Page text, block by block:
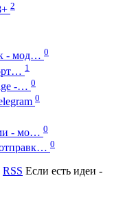
2
- мод… 0
1
-… 0
0
- мо… 0
0
RSS Если есть идеи -